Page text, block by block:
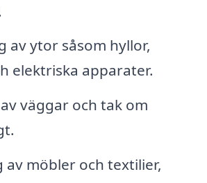
av ytor såsom hyllor,
elektriska apparater.
väggar och tak om
av möbler och textilier,